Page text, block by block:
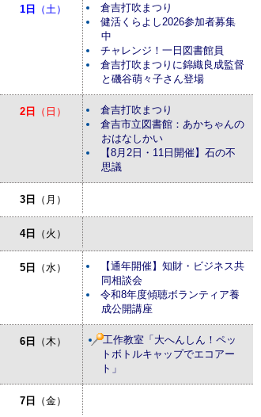
1日 （土）
倉吉打吹まつり
健活くらよし2026参加者募集
中
チャレンジ！一日図書館員
倉吉打吹まつりに錦織良成監督
と磯谷萌々子さん登場
2日 （日）
倉吉打吹まつり
倉吉市立図書館：あかちゃんの
おはなしかい
【8月2日・11日開催】石の不
思議
3日 （月）
4日 （火）
5日 （水）
【通年開催】知財・ビジネス共
同相談会
令和8年度傾聴ボランティア養
成公開講座
6日 （木）
工作教室「大へんしん！ペッ
トボトルキャップでエコアー
ト」
7日 （金）